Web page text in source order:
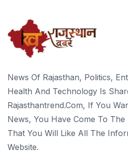
News Of Rajasthan, Politics,
Health And Technology Is
Rajasthantrend.com, If You
News, You Have Come To
That You Will Like All The
Website.